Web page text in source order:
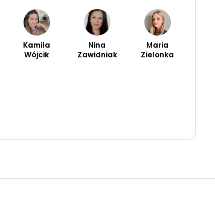
Kamila
Wójcik
Nina
Zawidniak
Maria
Zielonka